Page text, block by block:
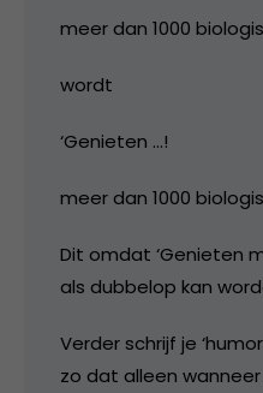
meer dan 1000
wordt
‘Genieten …!
meer dan 1000
Dit omdat ‘Genieten
als dubbelop kan
Verder schrijf je
zo dat alleen